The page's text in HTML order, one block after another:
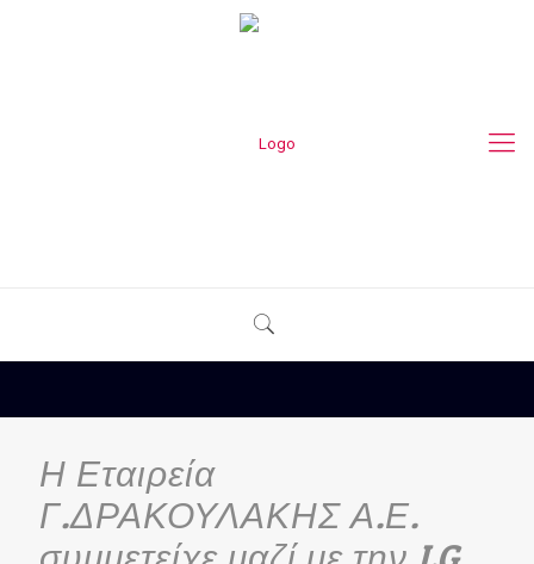
Η Εταιρεία
Γ.ΔΡΑΚΟΥΛΑΚΗΣ Α.Ε.